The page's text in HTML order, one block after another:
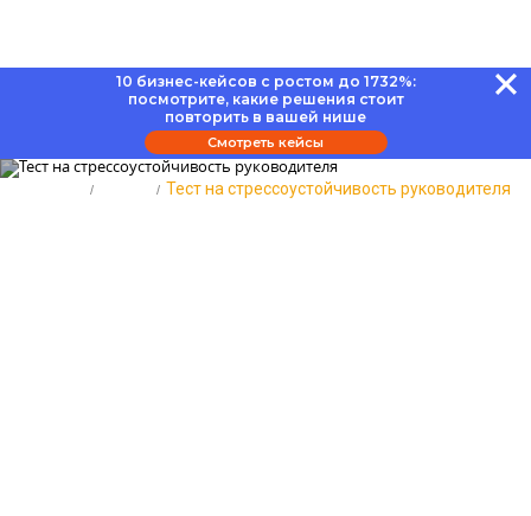
10 бизнес-кейсов с ростом до 1732%:
посмотрите, какие решения стоит
повторить в вашей нише
Смотреть кейсы
Тест на стрессоустойчивость руководителя
Вернуться к Тестам
Для руководителей
Время чтения:10 минут